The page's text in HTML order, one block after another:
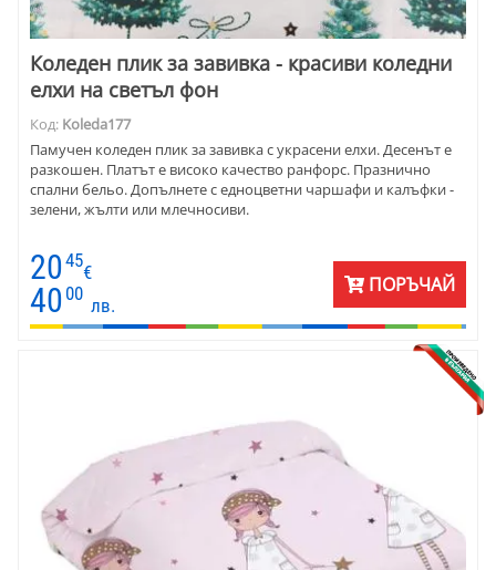
Коледен плик за завивка - красиви коледни
елхи на светъл фон
Код: Koleda177
Памучен коледен плик за завивка с украсени елхи. Десенът е
разкошен. Платът е високо качество ранфорс. Празнично
спални бельо. Допълнете с едноцветни чаршафи и калъфки -
зелени, жълти или млечносиви.
2045
€
40 00
лв.
ПОРЪЧАЙ